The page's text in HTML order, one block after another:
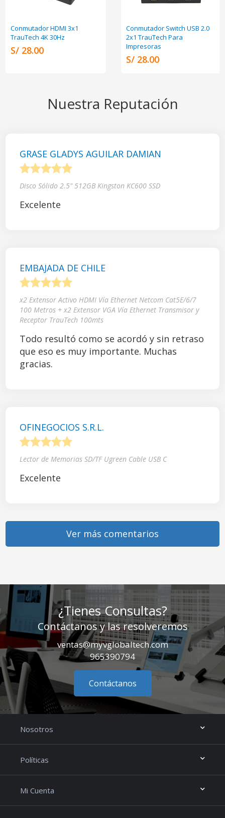
Conmutador HDMI 3x1
TrauTech 4K 30Hz
S/ 28.00
Conmutador Switch USB 2.0
2x1 TrauTech Para
Impresoras
S/ 28.00
Nuestra Reputación
GRASE GLADYS AGUILAR DAMIAN
Disco Sólido 2.5" 512GB Kingston KC600 SSD
Excelente
EMBAJADA DE CHILE
x2 Extensor Activo HDMI Vía Ethernet Netcom Cat5E/6/7
100 Metros + x2 Extensor VGA Vía Ethernet Transmisor y
Receptor TrauTech 100mts
Todo resultó como se acordó y sin retraso
que eso es muy importante. Muchas
gracias.
OFINEGOCIOS S.R.L.
Lector de Memorias SD/TF Ugreen Cable USB C
Excelente
Ver más comentarios
¿Tienes Consultas?
Contáctanos y las resolveremos
ventas@myvglobaltech.com
965390794
Contáctanos
Nosotros
Políticas
Mi Cuenta